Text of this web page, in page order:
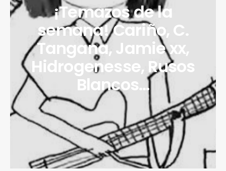
¡Temazos de la
semana! Cariño, C.
Tangana, Jamie xx,
Hidrogenesse, Rusos
Blancos…